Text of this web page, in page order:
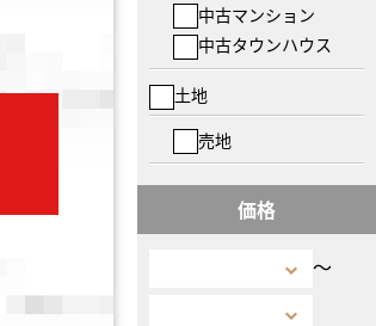
中古マンション
中古タウンハウス
土地
売地
価格
〜